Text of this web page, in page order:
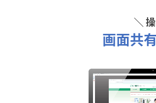
＼
画面共